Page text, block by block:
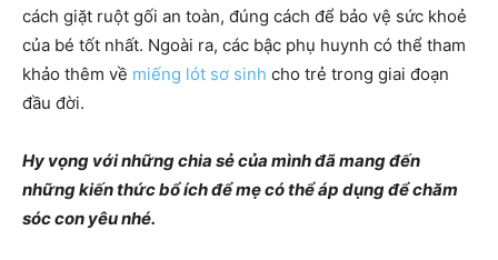
cách giặt ruột gối an toàn, đúng cách để bảo vệ sức khoẻ
của bé tốt nhất. Ngoài ra, các bậc phụ huynh có thể tham
khảo thêm về miếng lót sơ sinh cho trẻ trong giai đoạn
đầu đời.
Hy vọng với những chia sẻ của mình đã mang đến
những kiến thức bổ ích để mẹ có thể áp dụng để chăm
sóc con yêu nhé.